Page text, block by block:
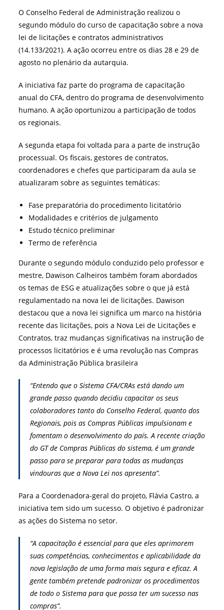
O Conselho Federal de Administração realizou o
segundo módulo do curso de capacitação sobre a nova
lei de licitações e contratos administrativos
(14.133/2021). A ação ocorreu entre os dias 28 e 29 de
agosto no plenário da autarquia.
A iniciativa faz parte do programa de capacitação
anual do CFA, dentro do programa de desenvolvimento
humano. A ação oportunizou a participação de todos
os regionais.
A segunda etapa foi voltada para a parte de instrução
processual. Osfiscais, gestores de contratos,
coordenadores e chefes que participaram da aula se
atualizaram sobre as seguintes temáticas:
Fase preparatória do procedimento licitatório
Modalidades e critérios de julgamento
Estudo técnico preliminar
Termo de referência
Durante o segundo módulo conduzido pelo professor e
mestre, Dawison Calheiros também foram abordados
os temas de ESG e atualizações sobre o que já está
regulamentado na nova lei de licitações. Dawison
destacou que a nova lei significa um marco na história
recente das licitações, pois a Nova Lei de Licitações e
Contratos, traz mudanças significativas na instrução de
processos licitatórios e é uma revolução nas Compras
da Administração Pública brasileira
“Entendo que o Sistema CFA/CRAs está dando um
grande passo quando decidiu capacitar os seus
colaboradores tanto do Conselho Federal, quanto dos
Regionais, pois as Compras Públicas impulsionam e
fomentam o desenvolvimento do país. A recente criação
do GT de Compras Públicas do sistema, é um grande
passo para se preparar para todas as mudanças
vindouras que a Nova Lei nos apresenta”.
Para aCoordenadora-geral do projeto, Flávia Castro, a
iniciativa tem sido um sucesso. O objetivo é padronizar
as ações do Sistema no setor.
“A capacitação é essencial para que eles aprimorem
suas competências, conhecimentos e aplicabilidade da
nova legislação de uma forma mais segura e eficaz. A
gente também pretende padronizar os procedimentos
de todo o Sistema para que possa ter um sucesso nas
compras”.